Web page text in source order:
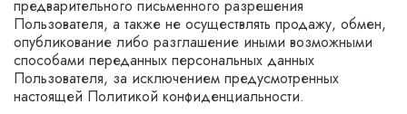
предварительного письменного разрешения
Пользователя, а также не осуществлять продажу, обмен,
опубликование либо разглашение иными возможными
способами переданных персональных данных
Пользователя, за исключением предусмотренных
настоящей Политикой конфиденциальности.